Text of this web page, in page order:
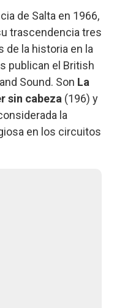
de Salta en 1966,
trascendencia tres
de la historia en la
publican el British
Sound. Son La
sin cabeza (196) y
la
en los circuitos